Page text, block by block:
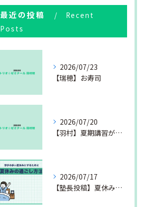
最近の投稿
Recent
Posts
2026/07/23
【瑞穂】お寿司
2026/07/20
【羽村】夏期講習が始まりました
2026/07/17
【塾長投稿】夏休みの過ごし方③